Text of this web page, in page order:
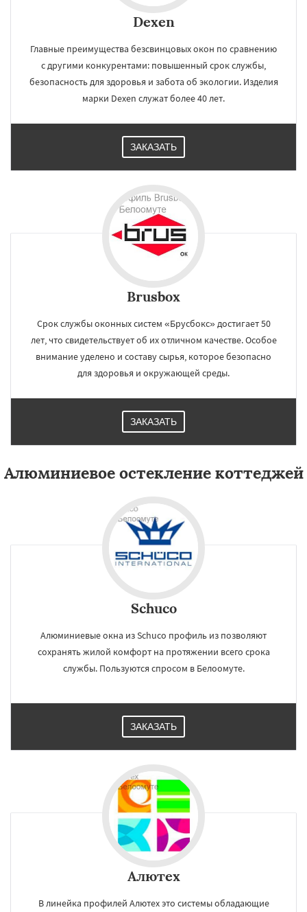
Dexen
Главные преимущества безсвинцовых окон по сравнению
с другими конкурентами: повышенный срок службы,
безопасность для здоровья и забота об экологии. Изделия
марки Dexen служат более 40 лет.
ЗАКАЗАТЬ
Brusbox
Срок службы оконных систем «Брусбокс» достигает 50
лет, что свидетельствует об их отличном качестве. Особое
внимание уделено и составу сырья, которое безопасно
для здоровья и окружающей среды.
ЗАКАЗАТЬ
Алюминиевое остекление коттеджей
Schuco
Алюминиевые окна из Schuco профиль из позволяют
сохранять жилой комфорт на протяжении всего срока
службы. Пользуются спросом в Белоомуте.
ЗАКАЗАТЬ
Алютех
В линейка профилей Алютех это системы обладающие